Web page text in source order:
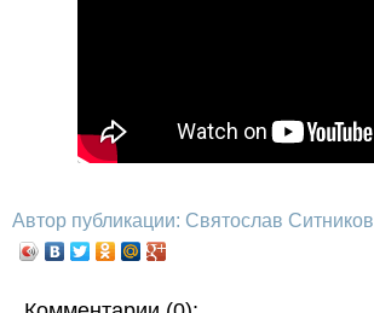
Автор публикации: Святослав Ситников